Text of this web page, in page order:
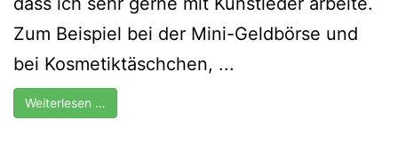
Zum Beispiel bei der Mini-Geldbörse und
bei Kosmetiktäschchen, ...
Weiterlesen …